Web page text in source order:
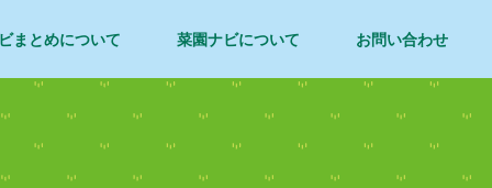
まとめについて 菜園ナビについて お問い合わせ